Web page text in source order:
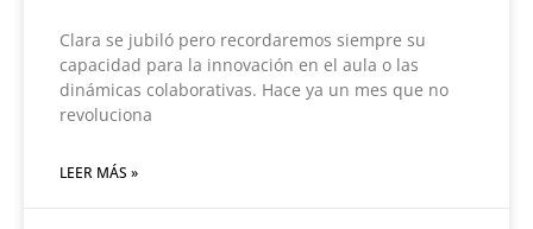
Clara se jubiló pero recordaremos siempre su
capacidad para la innovación en el aula o las
dinámicas colaborativas. Hace ya un mes que no
revoluciona
LEER MÁS »